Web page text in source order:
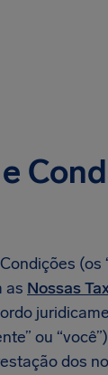
(os
as Nossas
ou
dos